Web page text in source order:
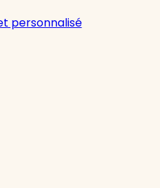
personnalisé